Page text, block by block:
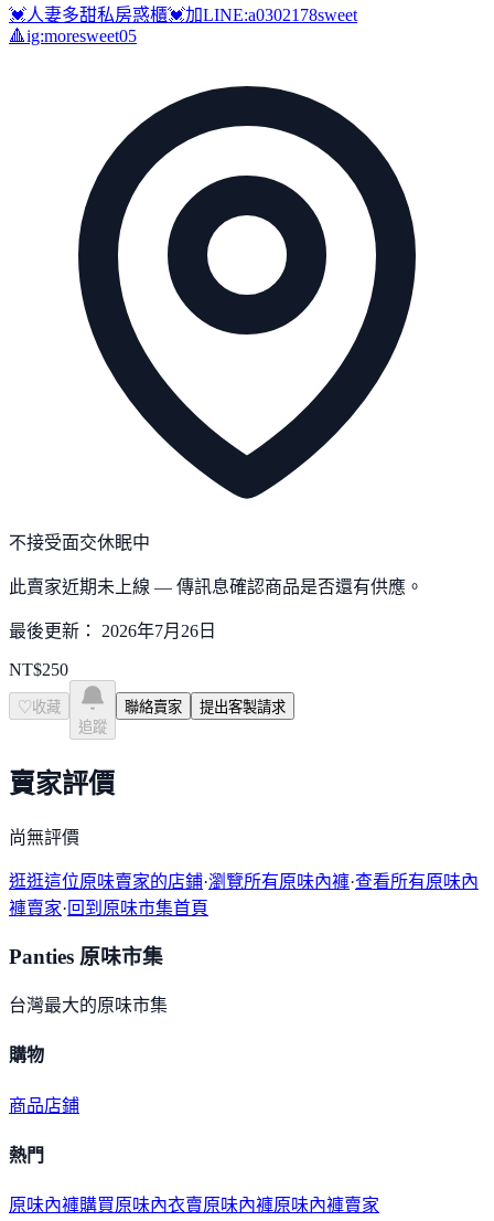
💓人妻多甜私房惑櫃💓加LINE:a0302178sweet
🔺ig:moresweet05
不接受面交休眠中
此賣家近期未上線 — 傳訊息確認商品是否還有供應。
最後更新： 2026年7月26日
NT$250
♡ 收藏
追蹤
聯絡賣家 提出客製請求
賣家評價
尚無評價
逛逛這位原味賣家的店鋪·瀏覽所有原味內褲·查看所有原味內
褲賣家·回到原味市集首頁
Panties 原味市集
台灣最大的原味市集
購物
商品店鋪
熱門
原味內褲購買原味內衣賣原味內褲原味內褲賣家